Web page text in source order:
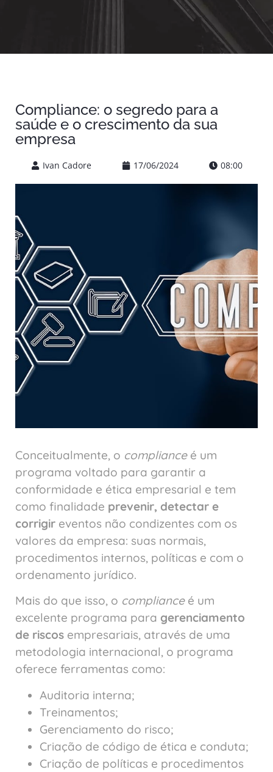
Compliance: o segredo para a
saúde e o crescimento da sua
empresa
Ivan Cadore 17/06/2024 08:00
Conceitualmente, o compliance é um
programa voltado para garantir a
conformidade e ética empresarial e tem
como finalidade prevenir, detectar e
corrigir eventos não condizentes com os
valores da empresa: suas normais,
procedimentos internos, políticas e com o
ordenamento jurídico.
Mais do que isso, o complianceé um
excelente programa para gerenciamento
de riscos empresariais, através de uma
metodologia internacional, o programa
oferece ferramentas como:
Auditoria interna;
Treinamentos;
Gerenciamento do risco;
Criação de código de ética e conduta;
Criação de políticas e procedimentos